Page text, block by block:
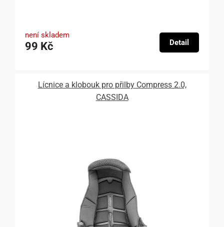
není skladem
99 Kč Detail
Lícnice a klobouk pro přilby Compress 2.0,
CASSIDA